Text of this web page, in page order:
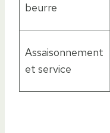
beurre
Assaisonnement
et service